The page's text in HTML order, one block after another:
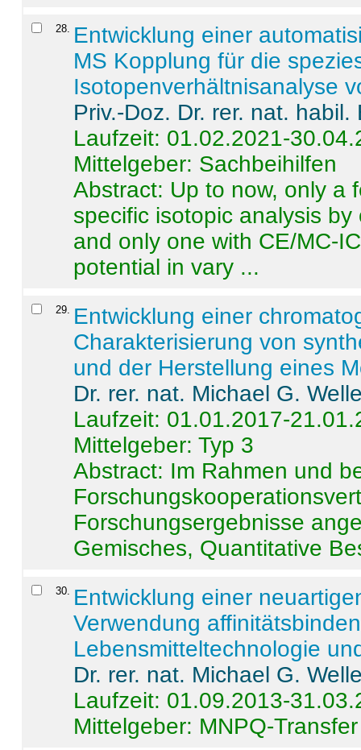
28. Entwicklung einer
MS Kopplung für die
Isotopenverhältnisanalyse
Priv.-Doz. Dr. rer. nat.
Laufzeit: 01.02.2021-
Mittelgeber: Sachbeihilfen
Abstract: Up to now, only a
specific isotopic analysis
and only one with CE/MC-
potential in vary ...
29. Entwicklung einer
Charakterisierung von
und der Herstellung eines
Dr. rer. nat. Michael G.
Laufzeit: 01.01.2017-
Mittelgeber: Typ 3
Abstract: Im Rahmen und
Forschungsergebnisse
Gemisches, Quantitative
30. Entwicklung einer
Verwendung
Lebensmitteltechnologie
Dr. rer. nat. Michael G.
Laufzeit: 01.09.2013-
Mittelgeber: MNPQ-Transfer